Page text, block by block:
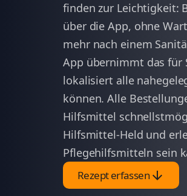
finden zur Leichtigkeit:
über die App, ohne
mehr nach einem
App übernimmt das für
lokalisiert alle
können. Alle
Hilfsmittel
Hilfsmittel-Held und
Pflegehilfsmitteln sein
Rezept erfassenarrow_downward